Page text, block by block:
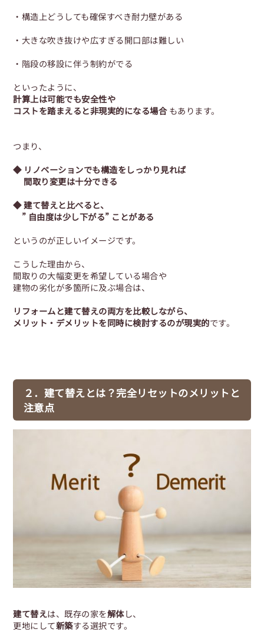
・構造上どうしても確保すべき耐力壁がある
・大きな吹き抜けや広すぎる開口部は難しい
・階段の移設に伴う制約がでる
といったように、
計算上は可能でも安全性や
コストを踏まえると非現実的になる場合もあります。
つまり、
◆ リノベーションでも構造をしっかり見れば
間取り変更は十分できる
◆ 建て替えと比べると、
” 自由度は少し下がる” ことがある
というのが正しいイメージです。
こうした理由から、
間取りの大幅変更を希望している場合や
建物の劣化が多箇所に及ぶ場合は、
リフォームと建て替えの両方を比較しながら、
メリット・デメリットを同時に検討するのが現実的です。
２．建て替えとは？完全リセットのメリットと
注意点
建て替えは、既存の家を解体し、
更地にして新築する選択です。